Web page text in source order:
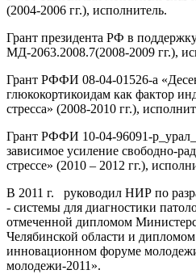
(2004-2006 гг.), исполнитель.
Грант президента РФ в
МД-2063.2008.7(2008-2009 гг.),
Грант РФФИ 08-04-01526-а
глюкокортикоидам как фактор
стресса» (2008-2010 гг.),
Грант РФФИ 10-04-96091-
зависимое усиление свободно-
стрессе» (2010 – 2012 гг.),
В 2011 г. руководил НИР по
- системы для диагностики
отмеченной дипломом
Челябинской области и
инновационном форуме
молодежи-2011».